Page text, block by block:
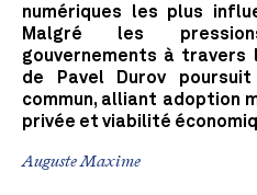
numériques les plus
Malgré les
gouvernements à travers
de Pavel Durov
commun, alliant adoption
privée et viabilité
Auguste Maxime